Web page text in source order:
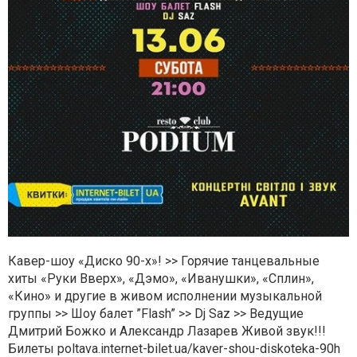
Кавер-шоу «Диско 90-х»! >> Горячие танцевальные
хиты «Руки Вверх», «Дэмо», «Иванушки», «Сплин»,
«Кино» и другие в живом исполнении музыкальной
группы >> Шоу балет ”Flash” >> Dj Saz >> Ведущие
Дмитрий Божко и Александр Лазарев Живой звук!!!
Билеты poltava.internet-bilet.ua/kaver-shou-diskoteka-90h